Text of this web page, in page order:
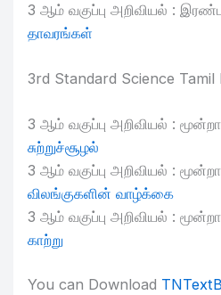
3 ஆம் வகுப்பு அறிவியல் :
தாவரங்கள்
3rd Standard Science Tamil
3 ஆம் வகுப்பு அறிவியல் :
சுற்றுச்சூழல்
3 ஆம் வகுப்பு அறிவியல் :
விலங்குகளின் வாழ்க்கை
3 ஆம் வகுப்பு அறிவியல் :
காற்று
You can Download